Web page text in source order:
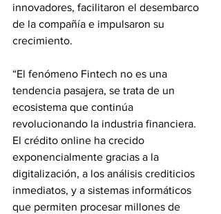
innovadores, facilitaron el desembarco
de la compañía e impulsaron su
crecimiento.
“El fenómeno Fintech no es una
tendencia pasajera, se trata de un
ecosistema que continúa
revolucionando la industria financiera.
El crédito online ha crecido
exponencialmente gracias a la
digitalización, a los análisis crediticios
inmediatos, y a sistemas informáticos
que permiten procesar millones de